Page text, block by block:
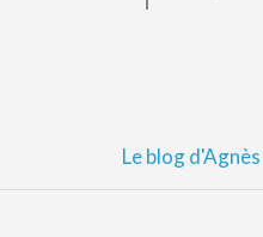
Le blog d'Agnès